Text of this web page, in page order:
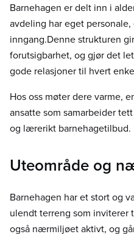
Barnehagen er delt inn i
avdeling har eget
inngang.Denne strukturen
forutsigbarhet, og gjør det
gode relasjoner til hvert
Hos oss møter dere varme,
ansatte som samarbeider
og lærerikt barnehagetilbud.
Uteområde og
Barnehagen har et stort og
ulendt terreng som inviterer
også nærmiljøet aktivt, og